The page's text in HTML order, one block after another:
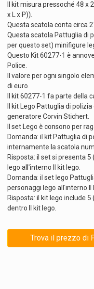
Il kit misura pressoché 48 x
x L x P)).
Questa scatola conta circa
Questa scatola Pattuglia di
per questo set) minifigure
Questo Kit 60277-1 è
Police.
Il valore per ogni singolo
di euro.
Il kit 60277-1 fa parte della
Il kit Lego Pattuglia di
generatore Corvin Stichert.
Il set Lego è consono per
Domanda: il kit Pattuglia di
internamente la scatola
Risposta: il set si presenta
lego all'interno Il kit lego.
Domanda: il set lego
personaggi lego all'interno Il
Risposta: il kit lego include
dentro Il kit lego.
Trova il prezzo di